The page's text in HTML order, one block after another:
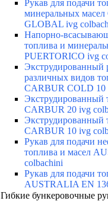
Рукав для подачи
минеральных
GLOBAL ivg
Напорно-
топлива и
PUERTORICO ivg
Экструдированный
различных видов
CARBUR COLD 10
Экструдированный
CARBUR 20 ivg
Экструдированный
CARBUR 10 ivg
Рукав для подачи
топлива и масел
colbachini
Рукав для подачи
AUSTRALIA EN
Гибкие бункеровочные